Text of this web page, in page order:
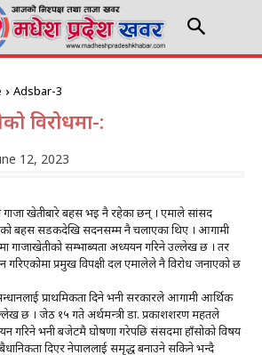
Adsbar-3
विरोधमा-:
12, 2023
गाजा खेतीबारे बहस भइ नै रहेका छन् । एमाले सांसद
बहस सडकदेखि सदनसम्म नै चलाएका थिए । आगामी
गाजाखेतीको सम्भाब्यता अध्ययन गरिने उल्लेख छ । तर
गरिएकोमा प्रमुख विपक्षी दल एमालेले नै विरोध जनाएको छ
प्राथमिकता दिने भनी सरकारले आगामी आर्थिक
छ । जेठ १५ गते अर्थमन्त्री डा. प्रकाशशरण महतले
गरिने भनी बजेटमै घोषणा गरेपछि संसदमा हाँसोको विषय
दिएर नेपाललाई समृद्ध बनाउने सकिने भन्दै